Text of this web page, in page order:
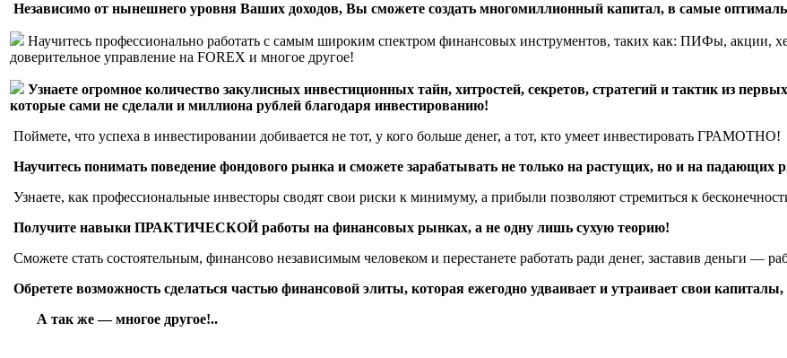
Независимо от нынешнего уровня Ваших доходов, Вы сможете создать многомиллионный капитал, в самые
Научитесь профессионально работать с самым широким спектром финансовых инструментов, таких как: ПИФы,
доверительное управление на FOREX и многое другое!
Узнаете огромное количество закулисных инвестиционных тайн, хитростей, секретов, стратегий и тактик из
которые сами не сделали и миллиона рублей благодаря инвестированию!
Поймете, что успеха в инвестировании добивается не тот, у кого больше денег, а тот, кто умеет инвестировать ГРАМОТНО!
Научитесь понимать поведение фондового рынка и сможете зарабатывать не только на растущих, но и на падающих
Узнаете, как профессиональные инвесторы сводят свои риски к минимуму, а прибыли позволяют стремиться к
Получите навыки ПРАКТИЧЕСКОЙработы на финансовых рынках, а не одну лишь сухую теорию!
Сможете стать состоятельным, финансово независимым человеком и перестанете работать ради денег, заставив деньги —
Обретете возможность сделаться частью финансовой элиты, которая ежегодно удваивает и утраивает свои капиталы,
А так же — многое другое!..